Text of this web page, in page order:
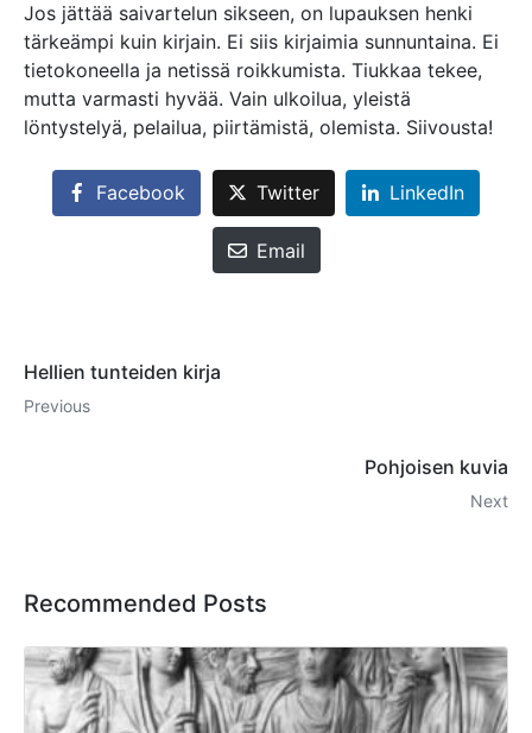
Jos jättää saivartelun sikseen, on lupauksen henki
tärkeämpi kuin kirjain. Ei siis kirjaimia sunnuntaina. Ei
tietokoneella ja netissä roikkumista. Tiukkaa tekee,
mutta varmasti hyvää. Vain ulkoilua, yleistä
löntystelyä, pelailua, piirtämistä, olemista. Siivousta!
Facebook Twitter LinkedIn
Email
Hellien tunteiden kirja
Previous
Pohjoisen kuvia
Next
Recommended Posts